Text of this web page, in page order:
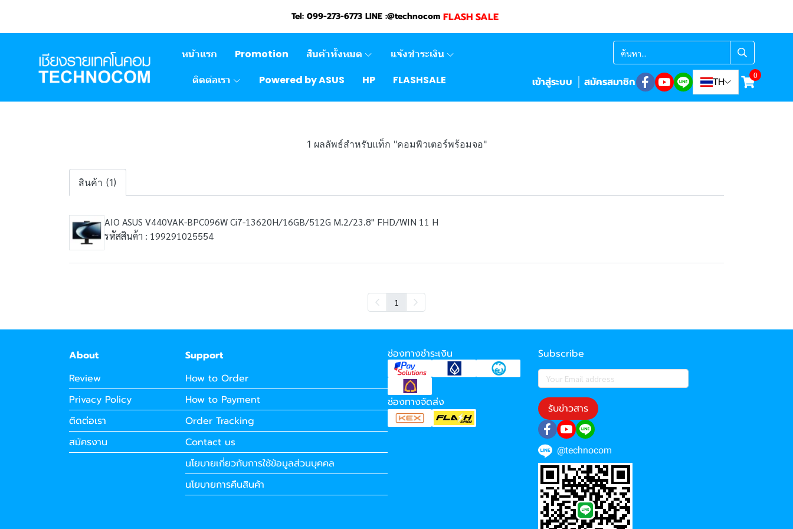
Tel: 099-273-6773 LINE :@technocom FLASH SALE
หน้าแรก Promotion สินค้าทั้งหมด
แจ้งชำระเงิน
ติดต่อเรา
Powered by ASUS HP FLASHSALE เข้าสู่ระบบ สมัครสมาชิก TH 0
1 ผลลัพธ์สำหรับแท็ก "คอมพิวเตอร์พร้อมจอ"
สินค้า (1)
AIO ASUS V440VAK-BPC096W Ci7-13620H/16GB/512G M.2/23.8" FHD/WIN 11 H
รหัสสินค้า : 199291025554
1
About
Review
Privacy Policy
ติดต่อเรา
สมัครงาน
Support
How to Order
How to Payment
Order Tracking
Contact us
นโยบายเกี่ยวกับการใช้ข้อมูลส่วนบุคคล
นโยบายการคืนสินค้า
ช่องทางชำระเงิน
ช่องทางจัดส่ง
Subscribe
รับข่าวสาร
@technocom